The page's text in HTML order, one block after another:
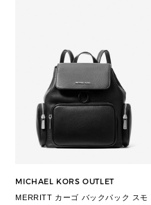
MICHAEL KORS OUTLET
MERRITT カーゴ バックパック スモ